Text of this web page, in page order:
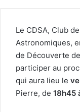
Le CDSA, Club
Astronomiques,
de Découverte
participer au
qui aura lieu le
Pierre, de 18h45